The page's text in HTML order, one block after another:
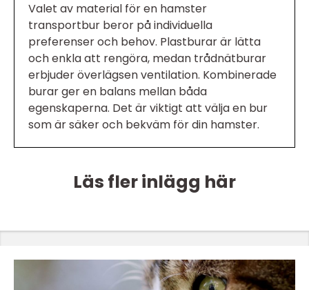
Valet av material för en hamster
transportbur beror på individuella
preferenser och behov. Plastburar är lätta
och enkla att rengöra, medan trådnätburar
erbjuder överlägsen ventilation. Kombinerade
burar ger en balans mellan båda
egenskaperna. Det är viktigt att välja en bur
som är säker och bekväm för din hamster.
Läs fler inlägg här